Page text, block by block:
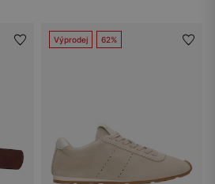
Výprodej 62%